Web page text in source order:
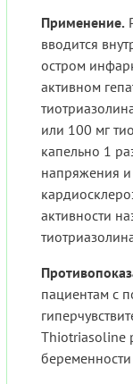
Применение.
вводится
остром
активном
или 100 мг
капельно 1
напряжения
активности
пациентам с
Thiotriasoline